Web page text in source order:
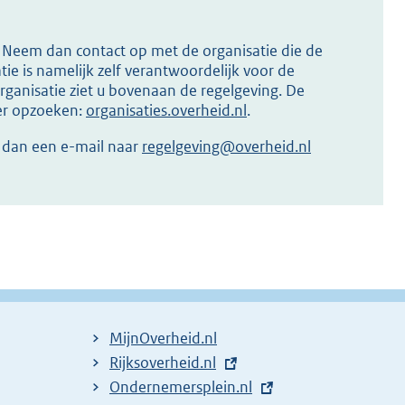
dan contact op met de organisatie die de
is namelijk zelf verantwoordelijk voor de
ziet u bovenaan de regelgeving. De
opzoeken: organisaties.overheid.nl.
een e-mail naar regelgeving@overheid.nl
MijnOverheid.nl
E
x
Rijksoverheid.nl
E
Ondernemersplein.nl